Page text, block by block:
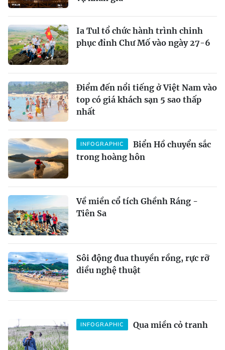
Ia Tul tổ chức hành trình chinh
phục đỉnh Chư Mố vào ngày 27-6
Điểm đến nổi tiếng ở Việt Nam vào
top có giá khách sạn 5 sao thấp
nhất
INFOGRAPHIC
Biển Hồ chuyển sắc
trong hoàng hôn
Về miền cổ tích Ghềnh Ráng -
Tiên Sa
Sôi động đua thuyền rồng, rực rỡ
diều nghệ thuật
INFOGRAPHIC Qua miền cỏ tranh